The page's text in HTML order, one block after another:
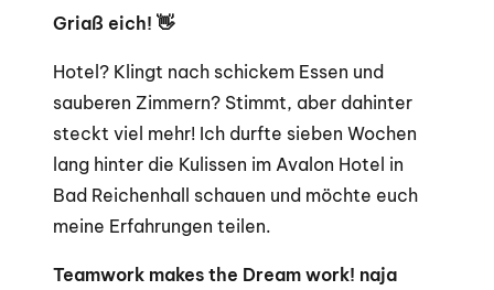
Griaß eich! 👋
Hotel? Klingt nach schickem Essen und
sauberen Zimmern? Stimmt, aber dahinter
steckt viel mehr! Ich durfte sieben Wochen
lang hinter die Kulissen im Avalon Hotel in
Bad Reichenhall schauen und möchte euch
meine Erfahrungen teilen.
Teamwork makes the Dream work! naja